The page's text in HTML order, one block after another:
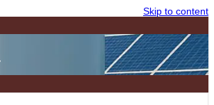
Skip to content